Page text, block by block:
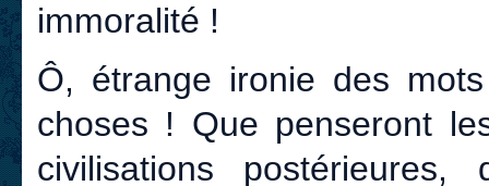
immoralité !
Ô, étrange ironie des
choses ! Que penseront
civilisations